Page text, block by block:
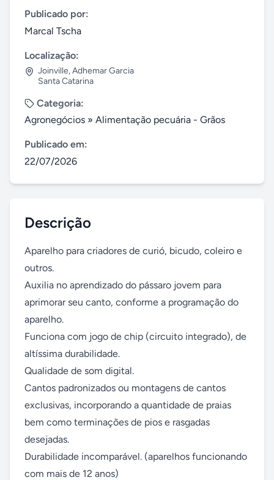
Publicado por:
Marcal Tscha
Localização:
Joinville,Adhemar Garcia
Santa Catarina
Categoria:
Agronegócios » Alimentação pecuária - Grãos
Publicado em:
22/07/2026
Descrição
Aparelho para criadores de curió, bicudo, coleiro e
outros.
Auxilia no aprendizado do pássaro jovem para
aprimorar seu canto, conforme a programação do
aparelho.
Funciona com jogo de chip (circuito integrado), de
altíssima durabilidade.
Qualidade de som digital.
Cantos padronizados ou montagens de cantos
exclusivas, incorporando a quantidade de praias
bem como terminações de pios e rasgadas
desejadas.
Durabilidade incomparável. (aparelhos funcionando
com mais de 12 anos)